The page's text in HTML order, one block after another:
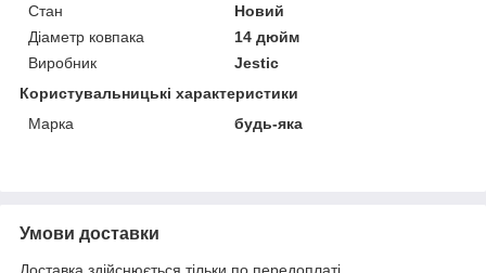
Стан
Новий
Діаметр ковпака
14 дюйм
Виробник
Jestic
Користувальницькі характеристики
Марка
будь-яка
Умови доставки
Доставка здійснюється тільки по передоплаті.